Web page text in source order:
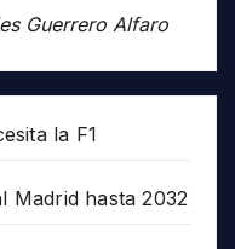
Guerrero Alfaro
la F1
Madrid hasta 2032